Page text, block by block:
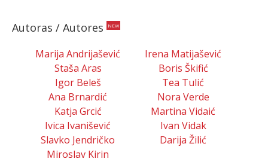
Autoras / Autores NEW
Marija Andrijašević
Staša Aras
Igor Beleš
Ana Brnardić
Katja Grcić
Ivica Ivanišević
Slavko Jendričko
Miroslav Kirin
Irena Matijašević
Boris Škifić
Tea Tulić
Nora Verde
Martina Vidaić
Ivan Vidak
Darija Žilić